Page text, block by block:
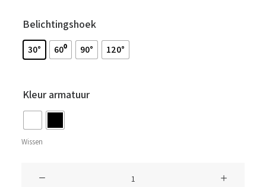
Belichtingshoek
30° 60⁰ 90° 120°
Kleur armatuur
Wissen